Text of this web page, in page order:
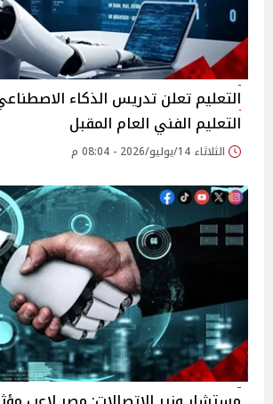
التعليم تعلن تدريس الذكاء
التعليم الفني العام المقبل
الثلاثاء 14/يوليو/2026 - 08:04 م